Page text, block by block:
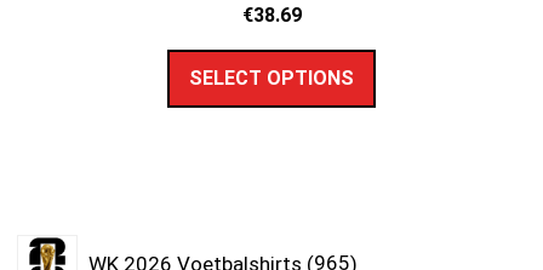
€38.69
SELECT OPTIONS
WK 2026 Voetbalshirts 965